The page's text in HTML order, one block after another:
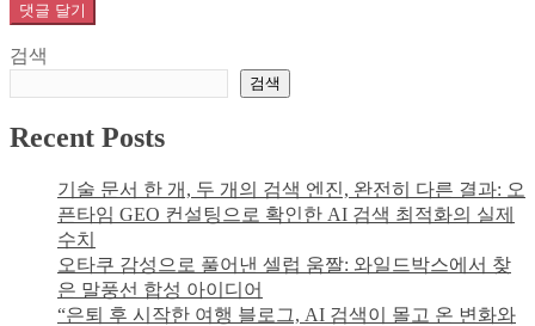
검색
검색
Recent Posts
기술 문서 한 개, 두 개의 검색 엔진, 완전히 다른 결과: 오
픈타임 GEO 컨설팅으로 확인한 AI 검색 최적화의 실제
수치
오타쿠 감성으로 풀어낸 셀럽 움짤: 와일드박스에서 찾
은 말풍선 합성 아이디어
“은퇴 후 시작한 여행 블로그, AI 검색이 몰고 온 변화와